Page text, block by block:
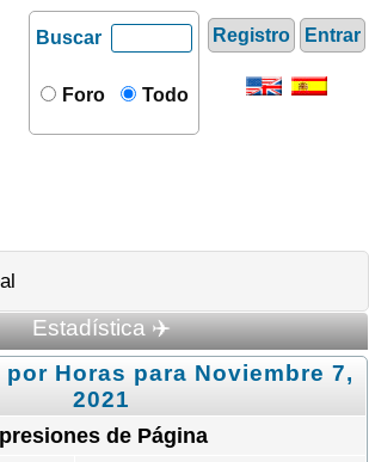
Registro Entrar
Buscar
Foro Todo
Estadística ✈️
Horas para Noviembre 7,
2021
de Página